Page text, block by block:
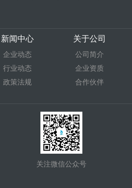
新闻中心
企业动态
行业动态
政策法规
关于公司
公司简介
企业资质
合作伙伴
关注微信公众号